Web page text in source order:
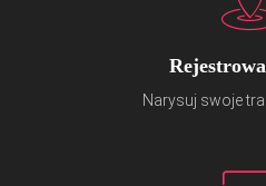
Narysuj swoje